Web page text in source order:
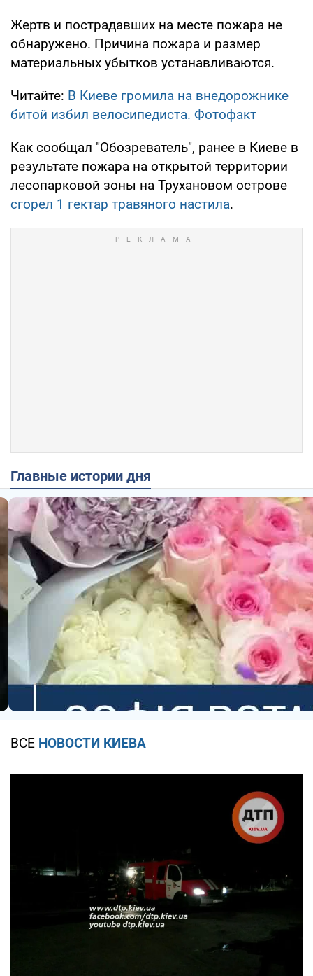
Жертв и пострадавших на месте пожара не
обнаружено. Причина пожара и размер
материальных убытков устанавливаются.
Читайте: В Киеве громила на внедорожнике
битой избил велосипедиста. Фотофакт
Как сообщал "Обозреватель", ранее в Киеве в
результате пожара на открытой территории
лесопарковой зоны на Трухановом острове
сгорел 1 гектар травяного настила.
Главные истории дня
ВСЕ НОВОСТИ КИЕВА